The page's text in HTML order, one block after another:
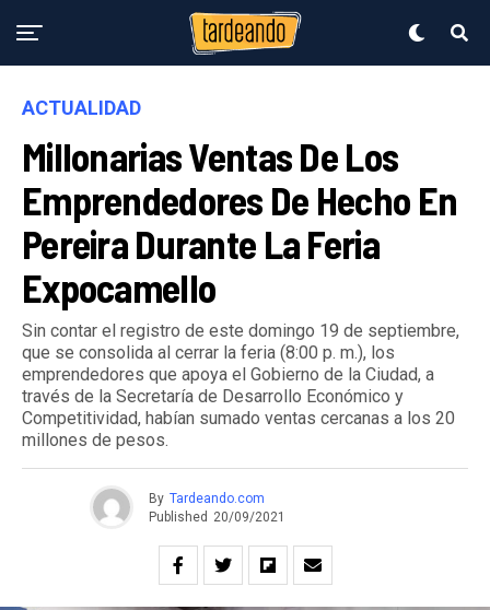
ACTUALIDAD
Millonarias Ventas De Los
Emprendedores De Hecho En
Pereira Durante La Feria
Expocamello
Sin contar el registro de este domingo 19 de septiembre,
que se consolida al cerrar la feria (8:00 p. m.), los
emprendedores que apoya el Gobierno de la Ciudad, a
través de la Secretaría de Desarrollo Económico y
Competitividad, habían sumado ventas cercanas a los 20
millones de pesos.
By Tardeando.com
Published 20/09/2021